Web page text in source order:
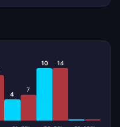
4
7
10 14